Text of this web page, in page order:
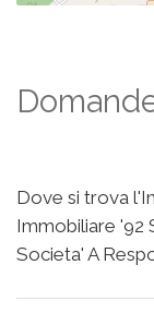
Dove si trova
Immobiliare '92
Societa' A